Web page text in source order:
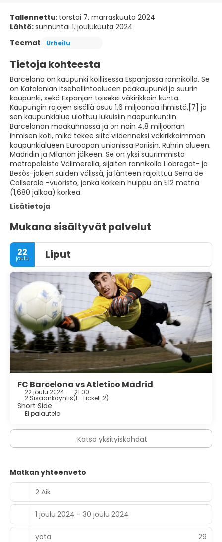
Tallennettu: torstai 7. marraskuuta 2024
Lähtö:sunnuntai 1. joulukuuta 2024
Teemat
Urheilu
Tietoja kohteesta
Barcelona on kaupunki koillisessa Espanjassa rannikolla. Se
on Katalonian itsehallintoalueen pääkaupunki ja suurin
kaupunki, sekä Espanjan toiseksi väkirikkain kunta.
Kaupungin rajojen sisällä asuu 1,6 miljoonaa ihmistä,[7] ja
sen kaupunkialue ulottuu lukuisiin naapurikuntiin
Barcelonan maakunnassa ja on noin 4,8 miljoonan
ihmisen koti, mikä tekee siitä viidenneksi väkirikkaimman
kaupunkialueen Euroopan unionissa Pariisin, Ruhrin alueen,
Madridin ja Milanon jälkeen. Se on yksi suurimmista
metropoleista Välimerellä, sijaiten rannikolla Llobregat- ja
Besòs-jokien suiden välissä, ja länteen rajoittuu Serra de
Collserola -vuoristo, jonka korkein huippu on 512 metriä
(1,680 jalkaa) korkea.
Lisätietoja
Mukana sisältyvät palvelut
22
joulu Liput
FC Barcelona vs Atletico Madrid
22 joulu 2024 21:00
2 Sisäänkäyntis(E-Ticket: 2)
Short Side
Ei palauteta
Katso yksityiskohdat
Matkan yhteenveto
2 Aik
1 joulu 2024 - 30 joulu 2024
yötä 29